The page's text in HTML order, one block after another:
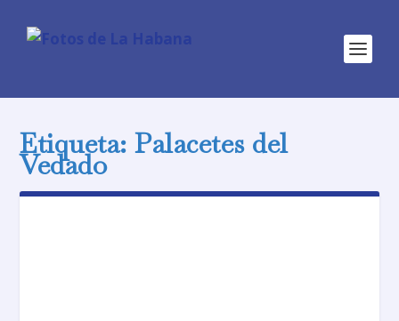
Etiqueta:Palacetes del
Vedado